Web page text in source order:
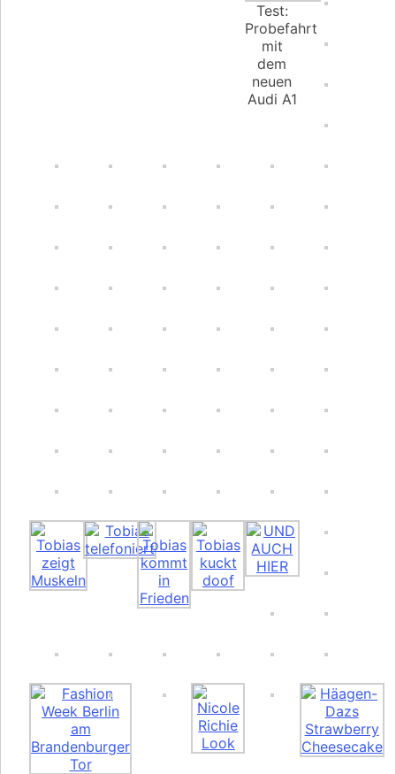
Test:
Probefahrt
mit
dem
neuen
Audi A1